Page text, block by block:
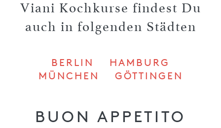
Viani Kochkurse findest Du
auch in folgenden Städten
BERLIN
HAMBURG
MÜNCHEN
GÖTTINGEN
BUON APPETITO